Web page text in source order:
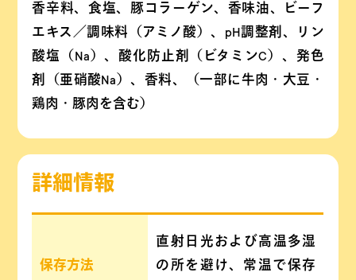
香辛料、食塩、豚コラーゲン、香味油、ビーフ
エキス／調味料（アミノ酸）、pH調整剤、リン
酸塩（Na）、酸化防止剤（ビタミンC）、発色
剤（亜硝酸Na）、香料、（一部に牛肉・大豆・
鶏肉・豚肉を含む）
詳細情報
保存方法
直射日光および高温多湿
の所を避け、常温で保存